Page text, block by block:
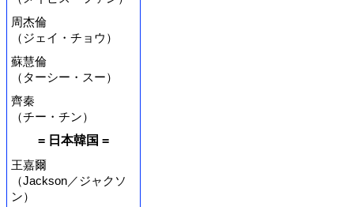
周杰倫
（ジェイ・チョウ）
蘇慧倫
（ターシー・スー）
齊秦
（チー・チン）
= 日本韓国 =
王嘉爾
（Jackson／ジャクソ
ン）